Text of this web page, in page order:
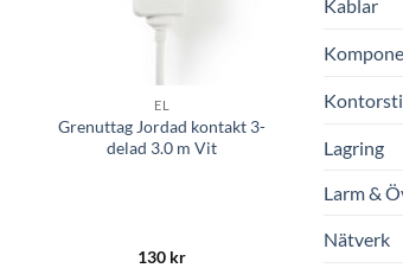
EL
Grenuttag Jordad kontakt 3-
delad 3.0 m Vit
130 kr
Kablar
Lagring
Larm &
Nätverk